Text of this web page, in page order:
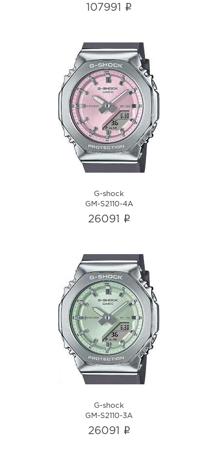
107991 i
G-shock
GM-S2110-4A
i
G-shock
GM-S2110-4A
26091 i
G-shock
GM-S2110-3A
i
G-shock
GM-S2110-3A
26091 i